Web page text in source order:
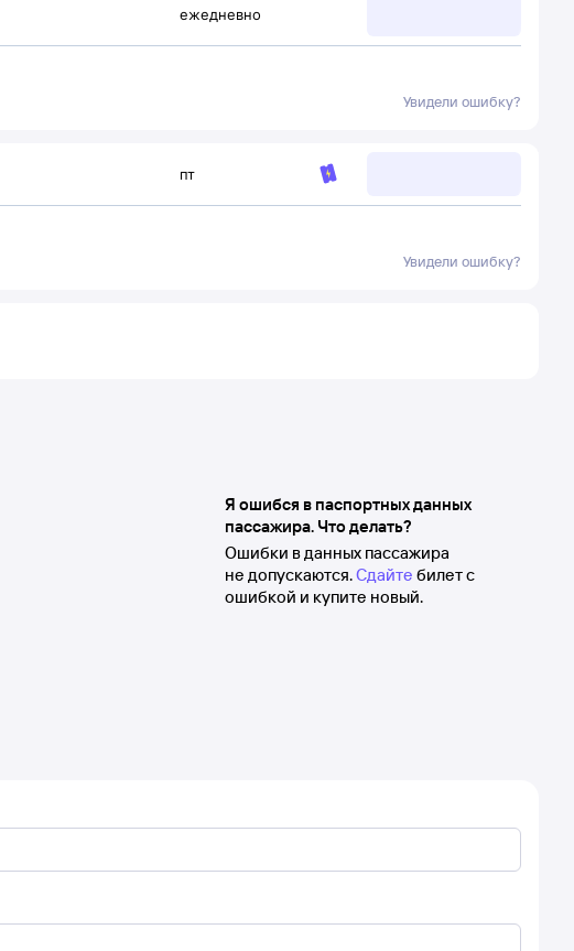
ежедневно
Увидели ошибку?
пт
Увидели ошибку?
Я ошибся в паспортных данных
пассажира. Что делать?
Ошибки в данных пассажира
не допускаются.Сдайте билет с
ошибкой и купите новый.